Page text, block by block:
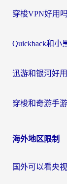
海外地区限制